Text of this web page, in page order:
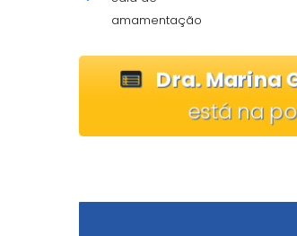
amamentação
Dra. Marina
está na